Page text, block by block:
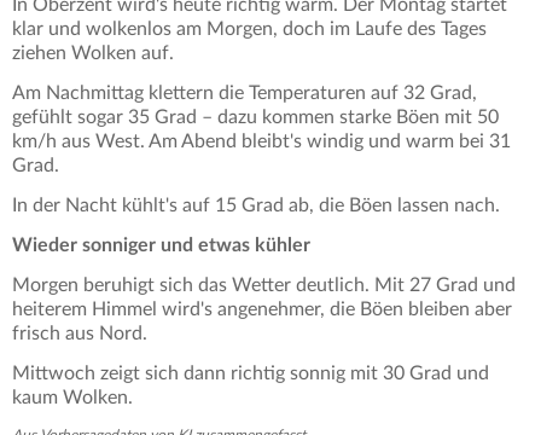
In Oberzent wird's heute richtig warm. Der Montag startet
klar und wolkenlos am Morgen, doch im Laufe des Tages
ziehen Wolken auf.
Am Nachmittag klettern die Temperaturen auf 32 Grad,
gefühlt sogar 35 Grad – dazu kommen starke Böen mit 50
km/h aus West. Am Abend bleibt's windig und warm bei 31
Grad.
In der Nacht kühlt's auf 15 Grad ab, die Böen lassen nach.
Wieder sonniger und etwas kühler
Morgen beruhigt sich das Wetter deutlich. Mit 27 Grad und
heiterem Himmel wird's angenehmer, die Böen bleiben aber
frisch aus Nord.
Mittwoch zeigt sich dann richtig sonnig mit 30 Grad und
kaum Wolken.